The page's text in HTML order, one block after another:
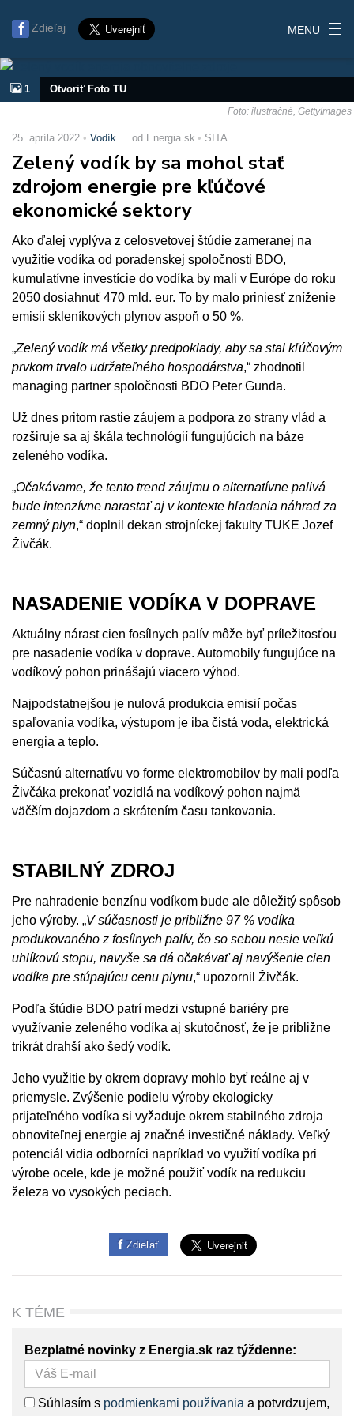
Zdieľaj MENU
1 Otvoriť Foto TU
Foto: ilustračné, GettyImages
25. apríla 2022 Vodík od Energia.sk SITA
Zelený vodík by sa mohol stať
zdrojom energie pre kľúčové
ekonomické sektory
Ako ďalej vyplýva z celosvetovej štúdie zameranej na
využitie vodíka od poradenskej spoločnosti BDO,
kumulatívne investície do vodíka by mali v Európe do roku
2050 dosiahnuť 470 mld. eur. To by malo priniesť zníženie
emisií skleníkových plynov aspoň o 50 %.
„Zelený vodík má všetky predpoklady, aby sa stal kľúčovým
prvkom trvalo udržateľného hospodárstva,“ zhodnotil
managing partner spoločnosti BDO Peter Gunda.
Už dnes pritom rastie záujem a podpora zo strany vlád a
rozširuje sa aj škála technológií fungujúcich na báze
zeleného vodíka.
„Očakávame, že tento trend záujmu o alternatívne palivá
bude intenzívne narastať aj v kontexte hľadania náhrad za
zemný plyn,“ doplnil dekan strojníckej fakulty TUKE Jozef
Živčák.
NASADENIE VODÍKA V DOPRAVE
Aktuálny nárast cien fosílnych palív môže byť príležitosťou
pre nasadenie vodíka v doprave. Automobily fungujúce na
vodíkový pohon prinášajú viacero výhod.
Najpodstatnejšou je nulová produkcia emisií počas
spaľovania vodíka, výstupom je iba čistá voda, elektrická
energia a teplo.
Súčasnú alternatívu vo forme elektromobilov by mali podľa
Živčáka prekonať vozidlá na vodíkový pohon najmä
väčším dojazdom a skrátením času tankovania.
STABILNÝ ZDROJ
Pre nahradenie benzínu vodíkom bude ale dôležitý spôsob
jeho výroby. „V súčasnosti je približne 97 % vodíka
produkovaného z fosílnych palív, čo so sebou nesie veľkú
uhlíkovú stopu, navyše sa dá očakávať aj navýšenie cien
vodíka pre stúpajúcu cenu plynu,“ upozornil Živčák.
Podľa štúdie BDO patrí medzi vstupné bariéry pre
využívanie zeleného vodíka aj skutočnosť, že je približne
trikrát drahší ako šedý vodík.
Jeho využitie by okrem dopravy mohlo byť reálne aj v
priemysle. Zvýšenie podielu výroby ekologicky
prijateľného vodíka si vyžaduje okrem stabilného zdroja
obnoviteľnej energie aj značné investičné náklady. Veľký
potenciál vidia odborníci napríklad vo využití vodíka pri
výrobe ocele, kde je možné použiť vodík na redukciu
železa vo vysokých peciach.
Zdieľať
K TÉME
Bezplatné novinky z Energia.sk raz týždenne:
Súhlasím s podmienkami používania a potvrdzujem,